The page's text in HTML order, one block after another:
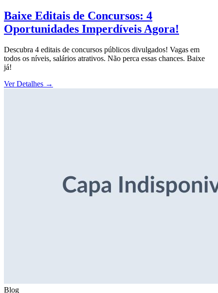
Baixe Editais de Concursos: 4
Oportunidades Imperdíveis Agora!
Descubra 4 editais de concursos públicos divulgados! Vagas em
todos os níveis, salários atrativos. Não perca essas chances. Baixe
já!
Ver Detalhes →
Blog